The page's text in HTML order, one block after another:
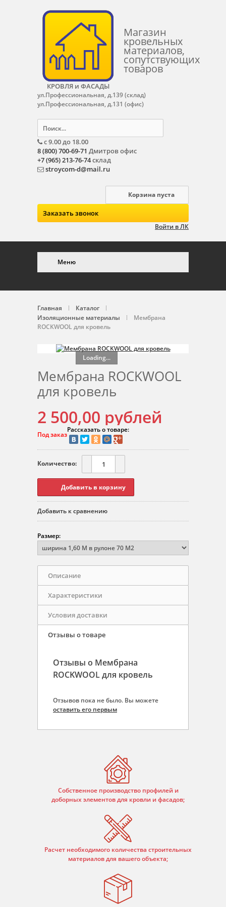
КРОВЛЯ и ФАСАДЫ
Магазин
кровельных
материалов,
сопутствующих
товаров
ул.Профессиональная, д.139 (склад)
ул.Профессиональная, д.131 (офис)
с 9.00 до 18.00
8 (800) 700-69-71 Дмитров офис
+7 (965) 213-76-74склад
stroycom-d@mail.ru
Корзина пуста
Заказать звонок
Войти в ЛК
Меню
Главная
Каталог
Изоляционные материалы
Мембрана
ROCKWOOL для кровель
Loading...
Мембрана ROCKWOOL
для кровель
2 500,00 рублей
Под заказ
Рассказать о товаре:
Количество:
Добавить к сравнению
Размер:
Описание
Характеристики
Условия доставки
Отзывы о товаре
Отзывы о Мембрана
ROCKWOOL для кровель
Отзывов пока не было. Вы можете
оставить его первым
Собственное производство профилей и
доборных элементов для кровли и фасадов;
Расчет необходимого количества строительных
материалов для вашего объекта;